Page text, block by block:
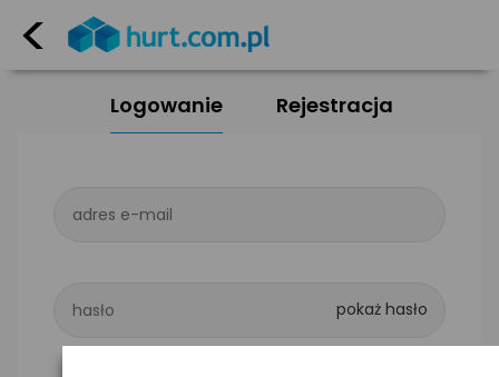
<
Logowanie Rejestracja
adres e-mail
hasło